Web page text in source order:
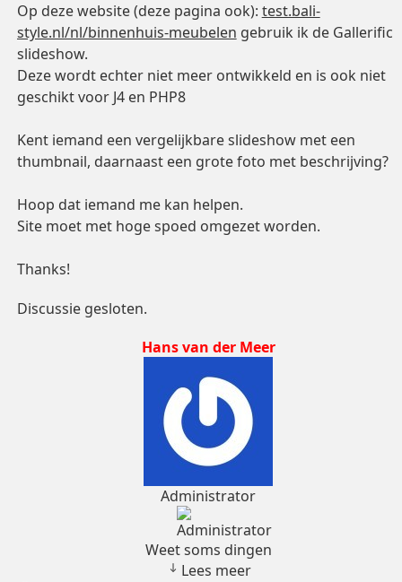
Op deze website (deze pagina ook): test.bali-
style.nl/nl/binnenhuis-meubelen gebruik ik de Gallerific
slideshow.
Deze wordt echter niet meer ontwikkeld en is ook niet
geschikt voor J4 en PHP8
Kent iemand een vergelijkbare slideshow met een
thumbnail, daarnaast een grote foto met beschrijving?
Hoop dat iemand me kan helpen.
Site moet met hoge spoed omgezet worden.
Thanks!
Discussie gesloten.
Hans van der Meer
Administrator
Weet soms dingen
Lees meer